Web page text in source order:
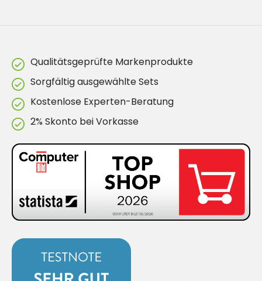
Qualitätsgeprüfte Markenprodukte
Sorgfältig ausgewählte Sets
Kostenlose Experten-Beratung
2% Skonto bei Vorkasse